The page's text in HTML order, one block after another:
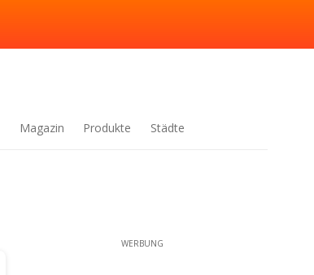
Magazin Produkte Städte
WERBUNG